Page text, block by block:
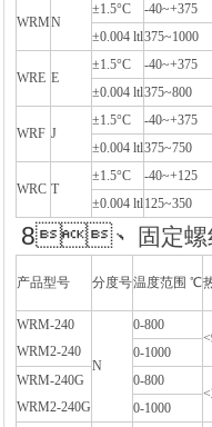
WRMN
±1.5°C
-40~+375
±0.004 ltl375~1000
WRE E
±1.5°C
-40~+375
±0.004 ltl375~800
WRF J
±1.5°C
-40~+375
±0.004 ltl375~750
WRC T
±1.5°C
-40~+125
±0.004 ltl125~350
8、 固定
产品型号 分度号温度范围 ℃
WRM-240
WRM2-240
N
0-800
0-1000
WRM-240G
WRM2-240G
0-800
0-1000